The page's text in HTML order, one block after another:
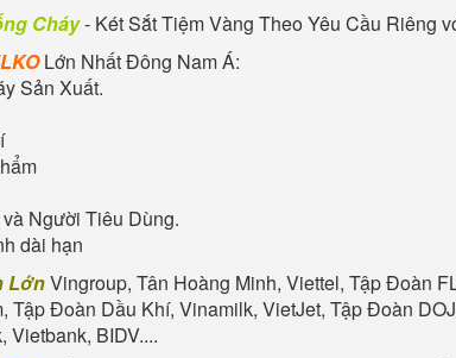
Cháy- Két Sắt Tiệm Vàng Theo Yêu Cầu Riêng
Lớn Nhất Đông Nam Á:
Sản Xuất.
Người Tiêu Dùng.
dài hạn
LớnVingroup, Tân Hoàng Minh, Viettel, Tập Đoàn
Đoàn Dầu Khí, Vinamilk, VietJet, Tập Đoàn
Vietbank, BIDV....